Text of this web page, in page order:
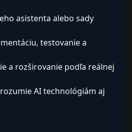
asistenta alebo sady
testovanie a
a rozširovanie podľa reálnej
AI technológiám aj